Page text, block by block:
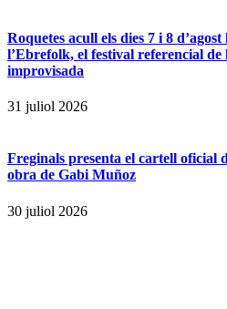
Roquetes acull els dies 7 i 8 d’agost
l’Ebrefolk, el festival referencial
improvisada
31 juliol 2026
Freginals presenta el cartell oficial
obra de Gabi Muñoz
30 juliol 2026